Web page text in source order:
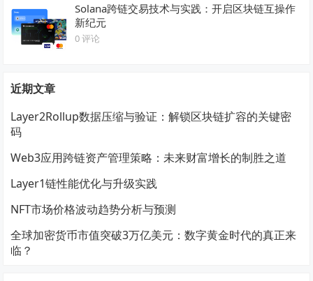
Solana跨链交易技术与实践：开启区块链互操作
新纪元
0 评论
近期文章
Layer2Rollup数据压缩与验证：解锁区块链扩容的关键密
码
Web3应用跨链资产管理策略：未来财富增长的制胜之道
Layer1链性能优化与升级实践
NFT市场价格波动趋势分析与预测
全球加密货币市值突破3万亿美元：数字黄金时代的真正来
临？